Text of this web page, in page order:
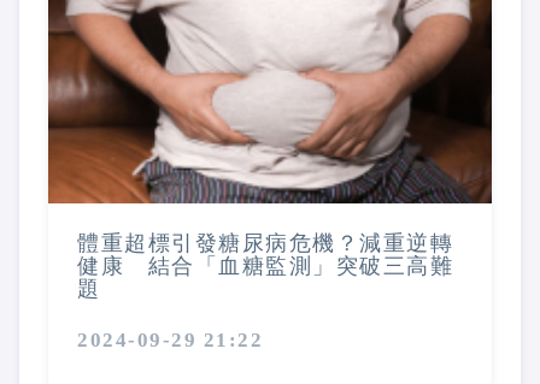
體重超標引發糖尿病危機？減重逆轉
健康 結合「血糖監測」突破三高難
題
2024-09-29 21:22